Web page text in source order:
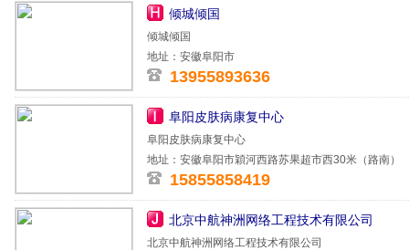
倾城倾国
倾城倾国
地址：安徽阜阳市
13955893636
阜阳皮肤病康复中心
阜阳皮肤病康复中心
地址：安徽阜阳市穎河西路苏果超市西30米（路南）
15855858419
北京中航神洲网络工程技术有限公司
北京中航神洲网络工程技术有限公司